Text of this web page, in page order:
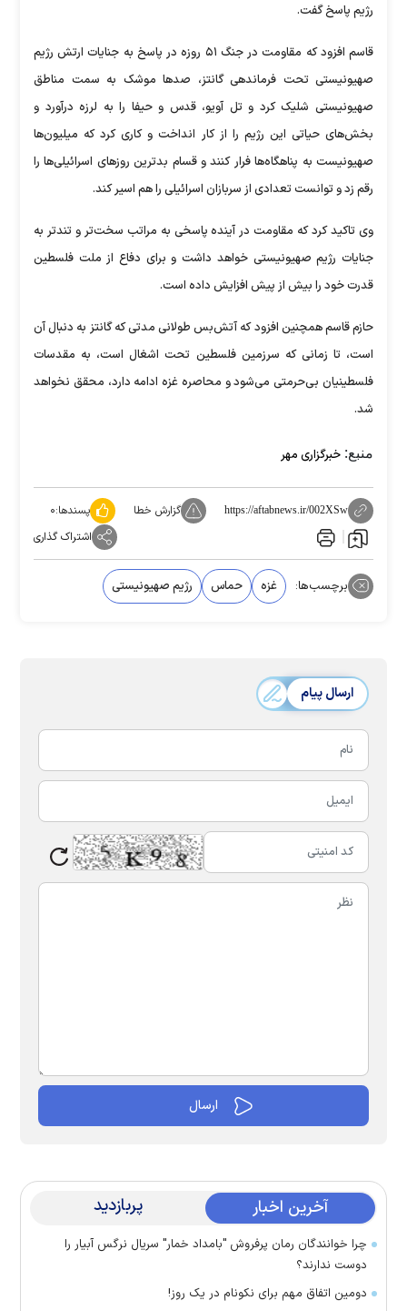
رژیم پاسخ گفت.
قاسم افزود که مقاومت در جنگ ۵۱ روزه در پاسخ به جنایات ارتش رژیم
صهیونیستی تحت فرماندهی گانتز، صدها موشک به سمت مناطق
صهیونیستی شلیک کرد و تل آویو، قدس و حیفا را به لرزه درآورد و
بخش‌های حیاتی این رژیم را از کار انداخت و کاری کرد که میلیون‌ها
صهیونیست به پناهگاه‌ها فرار کنند و قسام بدترین روزهای اسرائیلی‌ها را
رقم زد و توانست تعدادی از سربازان اسرائیلی را هم اسیر کند.
وی تاکید کرد که مقاومت در آینده پاسخی به مراتب سخت‌تر و تندتر به
جنایات رژیم صهیونیستی خواهد داشت و برای دفاع از ملت فلسطین
قدرت خود را بیش از پیش افزایش داده است.
حازم قاسم همچنین افزود که آتش‌بس طولانی مدتی که گانتز به دنبال آن
است، تا زمانی که سرزمین فلسطین تحت اشغال است، به مقدسات
فلسطینیان بی‌حرمتی می‌شود و محاصره غزه ادامه دارد، محقق نخواهد
شد.
منبع: خبرگزاری مهر
https://aftabnews.ir/002XSw گزارش خطا پسندها:۰
اشتراک گذاری
برچسب‌ها: غزه حماس رژیم صهیونیستی
ارسال پیام
آخرین اخبار پربازدید
چرا خوانندگان رمان پرفروش "بامداد خمار" سریال نرگس آبیار را
دوست ندارند؟
دومین اتفاق مهم برای نکونام در یک روز!